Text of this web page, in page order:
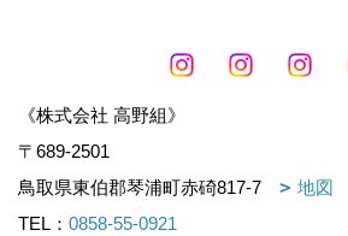
《株式会社 高野組》
〒689-2501
鳥取県東伯郡琴浦町赤碕817-7
地図
TEL： 0858-55-0921